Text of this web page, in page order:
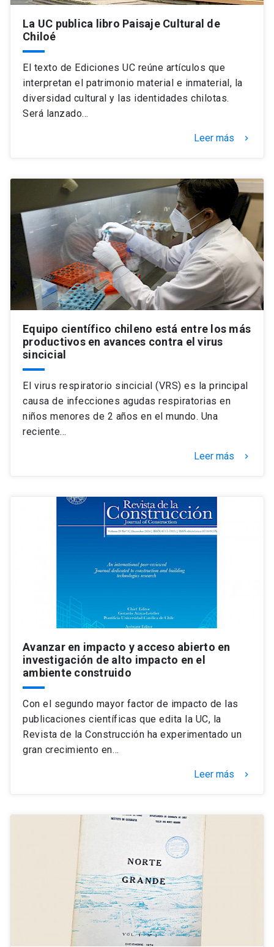
La UC publica libro Paisaje Cultural de
Chiloé
El texto de Ediciones UC reúne artículos que
interpretan el patrimonio material e inmaterial, la
diversidad cultural y las identidades chilotas.
Será lanzado…
Leer más keyboard_arrow_right
Equipo científico chileno está entre los más
productivos en avances contra el virus
sincicial
El virus respiratorio sincicial (VRS) es la principal
causa de infecciones agudas respiratorias en
niños menores de 2 años en el mundo. Una
reciente…
Leer más keyboard_arrow_right
Avanzar en impacto y acceso abierto en
investigación de alto impacto en el
ambiente construido
Con el segundo mayor factor de impacto de las
publicaciones científicas que edita la UC, la
Revista de la Construcción ha experimentado un
gran crecimiento en…
Leer más keyboard_arrow_right